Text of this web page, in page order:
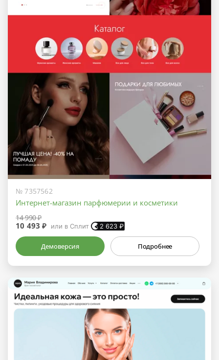
№ 7357562
Интернет-магазин парфюмерии и косметики
14 990 ₽
10 493 ₽ или в Сплит 2 623₽
Демоверсия Подробнее